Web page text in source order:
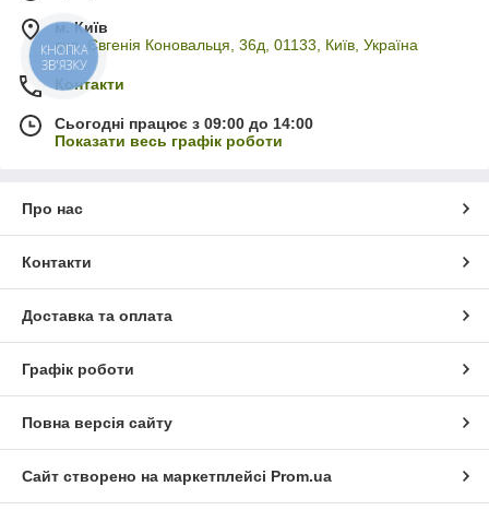
м. Київ
вул. Євгенія Коновальця, 36д, 01133, Київ, Україна
Контакти
Сьогодні працює з 09:00 до 14:00
Показати весь графік роботи
Про нас
Контакти
Доставка та оплата
Графік роботи
Повна версія сайту
Сайт створено на маркетплейсі Prom.ua
КНОПКА
ЗВ'ЯЗКУ